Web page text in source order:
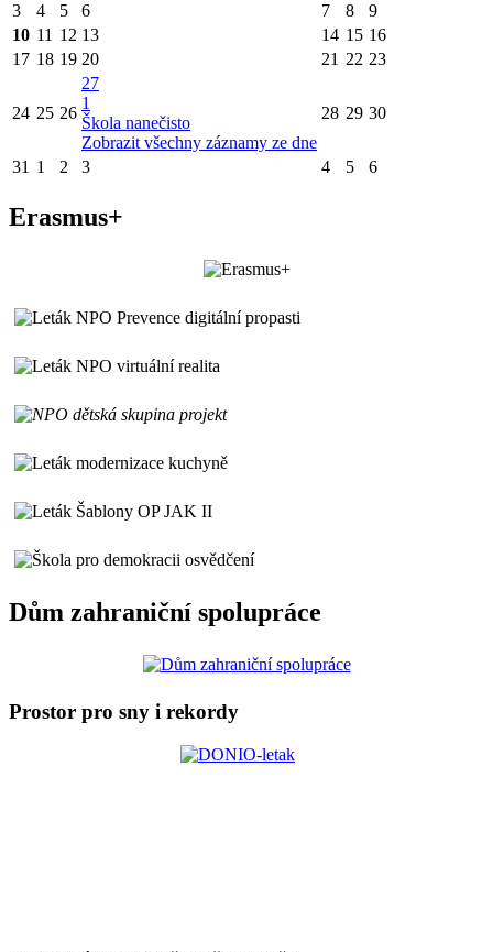
3
4 5 6 7 8
9
10 11 12 13 14 15 16
17 18 19 20 21 22 23
24 25 26
27
1
Škola nanečisto
Zobrazit všechny záznamy ze dne
28 29 30
31 1 2 3 4 5 6
Erasmus+
Dům zahraniční spolupráce
Prostor pro sny i rekordy